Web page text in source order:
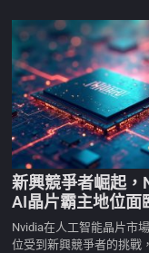
新興競爭者崛起，
AI晶片霸主地位面
Nvidia在人工智能晶片市
位受到新興競爭者的挑戰